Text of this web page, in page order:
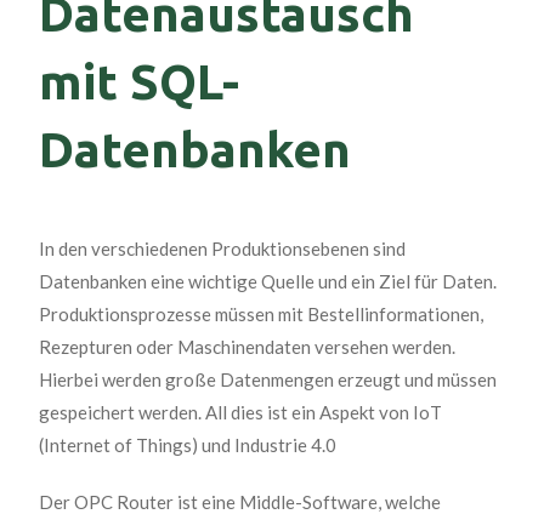
Datenaustausch
mit SQL-
Datenbanken
In den verschiedenen Produktionsebenen sind
Datenbanken eine wichtige Quelle und ein Ziel für Daten.
Produktionsprozesse müssen mit Bestellinformationen,
Rezepturen oder Maschinendaten versehen werden.
Hierbei werden große Datenmengen erzeugt und müssen
gespeichert werden. All dies ist ein Aspekt von IoT
(Internet of Things) und Industrie 4.0
Der OPC Router ist eine Middle-Software, welche